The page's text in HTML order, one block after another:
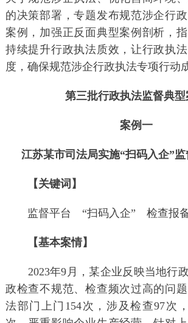
的决策部署，专题发布规范涉企行
案例，加强正反面典型案例剖析，
持续提升行政执法质效，让行政执
度，确保规范涉企行政执法专项行动
第三批行政执法监督典型
案例一
江苏某市司法局实施“扫码入企”
【关键词】
监督平台 “扫码入企” 检查报
【基本案情】
2023年9月，某企业反映当地行
政检查不规范、检查频次过高的问
法部门上门154次，涉及检查97次